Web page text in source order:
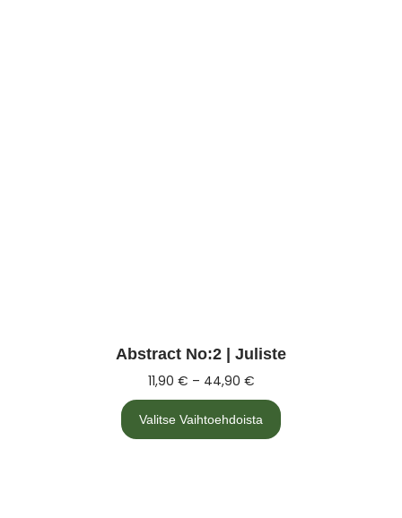
Abstract No:2 | Juliste
11,90 € – 44,90 €
Valitse Vaihtoehdoista